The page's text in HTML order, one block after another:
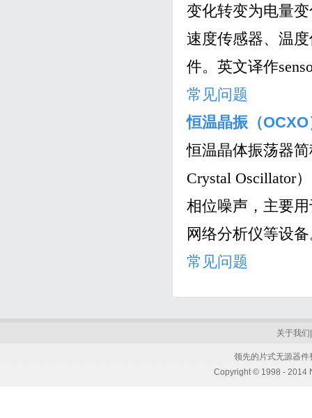
变化转变为电量
速度传感器、温
件。英文译作
常见问题
恒温晶振（
恒温晶体振荡器
Crystal Oscillator
相位噪声，主要
网络分析仪等设
常见问题
关于我们
领先的片式无源器
Copyright © 1998 - 2014